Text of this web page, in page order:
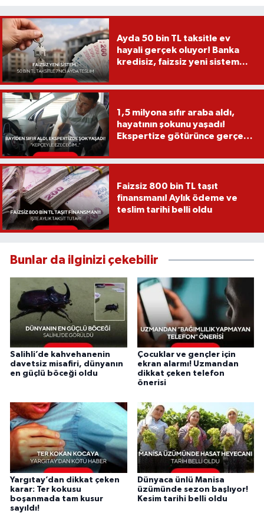
Ayda 50 bin TL taksitle ev
hayali gerçek oluyor! Banka
kredisiz, faizsiz yeni sistem...
1,5 milyona sıfır araba aldı,
hayatının şokunu yaşadı!
Ekspertize götürünce gerçek
Faizsiz 800 bin TL taşıt
finansmanı! Aylık ödeme ve
teslim tarihi belli oldu
Bunlar da ilginizi çekebilir
Salihli’de kahvehanenin
davetsiz misafiri, dünyanın
en güçlü böceği oldu
Çocuklar ve gençler için
ekran alarmı! Uzmandan
dikkat çeken telefon
önerisi
Yargıtay’dan dikkat çeken
karar: Ter kokusu
boşanmada tam kusur
sayıldı!
Dünyaca ünlü Manisa
üzümünde sezon başlıyor!
Kesim tarihi belli oldu